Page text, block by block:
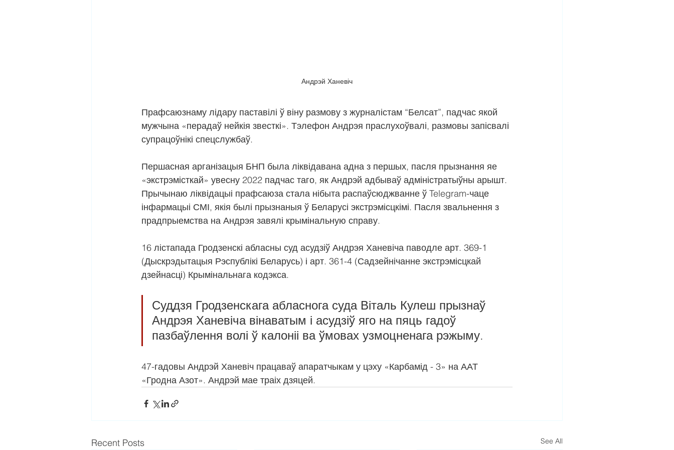
Андрэй Ханевіч
Прафсаюзнаму лідару паставілі ў віну размову з журналістам “Белсат”, падчас якой
мужчына «перадаў нейкія звесткі». Тэлефон Андрэя праслухоўвалі, размовы запісвалі
супрацоўнікі спецслужбаў.
Першасная арганізацыя БНП была ліквідавана адна з першых, пасля прызнання яе
«экстрэмісткай» увесну 2022 падчас таго, як Андрэй адбываў адміністратыўны арышт.
Прычынаю ліквідацыі прафсаюза стала нібыта распаўсюджванне ў Telegram-чаце
інфармацыі СМІ, якія былі прызнаныя ў Беларусі экстрэмісцкімі. Пасля звальнення з
прадпрыемства на Андрэя завялі крымінальную справу.
16 лістапада Гродзенскі абласны суд асудзіў Андрэя Ханевіча паводле арт. 369-1
(Дыскрэдытацыя Рэспублікі Беларусь) і арт. 361-4 (Садзейнічанне экстрэмісцкай
дзейнасці) Крымінальнага кодэкса.
Суддзя Гродзенскага абласнога суда Віталь Кулеш прызнаў
Андрэя Ханевіча вінаватым і асудзіў яго на пяць гадоў
пазбаўлення волі ў калоніі ва ўмовах узмоцненага рэжыму.
47-гадовы Андрэй Ханевіч працаваў апаратчыкам у цэху «Карбамід - 3» на ААТ
«Гродна Азот». Андрэй мае траіх дзяцей.
Recent Posts See All